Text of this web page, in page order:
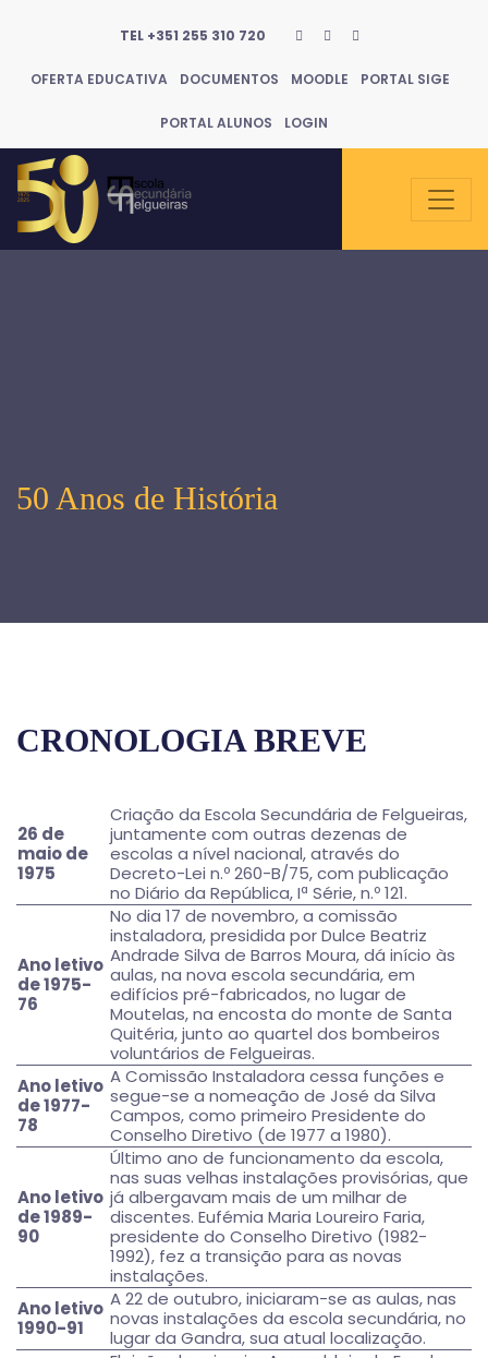
TEL +351 255 310 720
OFERTA EDUCATIVA DOCUMENTOS MOODLE PORTAL SIGE
PORTAL ALUNOS LOGIN
50 Anos de História
CRONOLOGIA BREVE
26 de
maio de
1975
Criação da Escola Secundária de Felgueiras,
juntamente com outras dezenas de
escolas a nível nacional, através do
Decreto-Lei n.º 260-B/75, com publicação
no Diário da República, Iª Série, n.º 121.
Ano letivo
de 1975-
76
No dia 17 de novembro, a comissão
instaladora, presidida por Dulce Beatriz
Andrade Silva de Barros Moura, dá início às
aulas, na nova escola secundária, em
edifícios pré-fabricados, no lugar de
Moutelas, na encosta do monte de Santa
Quitéria, junto ao quartel dos bombeiros
voluntários de Felgueiras.
Ano letivo
de 1977-
78
A Comissão Instaladora cessa funções e
segue-se a nomeação de José da Silva
Campos, como primeiro Presidente do
Conselho Diretivo (de 1977 a 1980).
Ano letivo
de 1989-
90
Último ano de funcionamento da escola,
nas suas velhas instalações provisórias, que
já albergavam mais de um milhar de
discentes. Eufémia Maria Loureiro Faria,
presidente do Conselho Diretivo (1982-
1992), fez a transição para as novas
instalações.
Ano letivo
1990-91
A 22 de outubro, iniciaram-se as aulas, nas
novas instalações da escola secundária, no
lugar da Gandra, sua atual localização.